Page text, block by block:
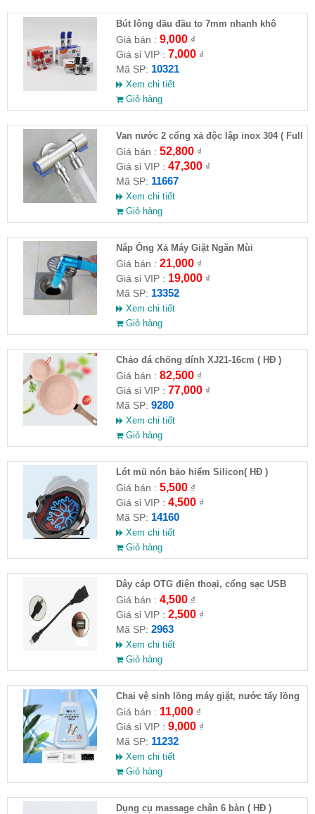
Bút lông dầu đầu to 7mm nhanh khô
Giá bán : 9,000₫
Giá sỉ VIP : 7,000₫
Mã SP: 10321
Xem chi tiết
Giỏ hàng
Van nước 2 cổng xả độc lập inox 304 ( Full
VAT )
Giá bán : 52,800₫
Giá sỉ VIP : 47,300₫
Mã SP: 11667
Xem chi tiết
Giỏ hàng
Nắp Ống Xả Máy Giặt Ngăn Mùi
Giá bán : 21,000₫
Giá sỉ VIP : 19,000₫
Mã SP: 13352
Xem chi tiết
Giỏ hàng
Chảo đá chống dính XJ21-16cm ( HĐ )
Giá bán : 82,500₫
Giá sỉ VIP : 77,000₫
Mã SP: 9280
Xem chi tiết
Giỏ hàng
Lót mũ nón bảo hiểm Silicon( HĐ )
Giá bán : 5,500₫
Giá sỉ VIP : 4,500₫
Mã SP: 14160
Xem chi tiết
Giỏ hàng
Dây cáp OTG điện thoại, cổng sạc USB
Giá bán : 4,500₫
Giá sỉ VIP : 2,500₫
Mã SP: 2963
Xem chi tiết
Giỏ hàng
Chai vệ sinh lồng máy giặt, nước tẩy lồng
máy giặt CLEANING FLUID
Giá bán : 11,000₫
Giá sỉ VIP : 9,000₫
Mã SP: 11232
Xem chi tiết
Giỏ hàng
Dụng cụ massage chân 6 bàn ( HĐ )